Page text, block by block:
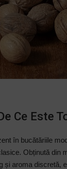
Ce Este
în bucătăriile
Obținută din
aroma discretă,